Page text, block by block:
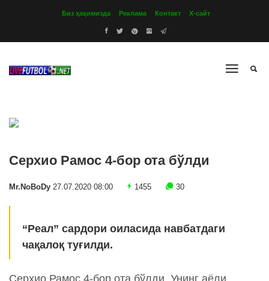
Биз ҳақимизда Реклама Контакт Х-сайт
Серхио Рамос 4-бор ота бўлди
Mr.NoBoDy 27.07.2020 08:00 1455 30
“Реал” сардори оиласида навбатдаги
чақалоқ туғилди.